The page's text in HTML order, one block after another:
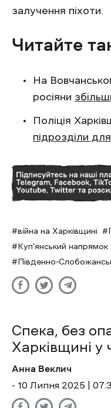
залучення піхоти.
Читайте
На
росіяни
Поліція
підрозділи
війна на Харківщині
Куп'янський напрямок
Південно-
Спека, без
Харківщині у
Анна Веклич
- 10 Липня 2025 |